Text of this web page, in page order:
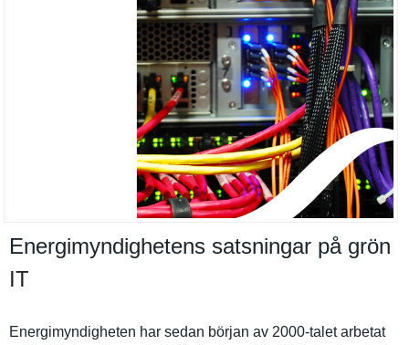
Energimyndighetens satsningar på grön
IT
Energimynd­igheten har sedan början av 2000-talet arbetat